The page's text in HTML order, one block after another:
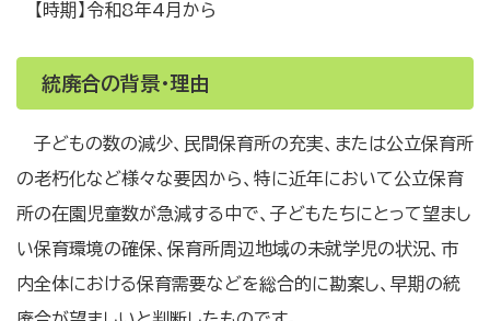
【時期】令和8年4月から
統廃合の背景・理由
子どもの数の減少、民間保育所の充実、または公立保育所
の老朽化など様々な要因から、特に近年において公立保育
所の在園児童数が急減する中で、子どもたちにとって望まし
い保育環境の確保、保育所周辺地域の未就学児の状況、市
内全体における保育需要などを総合的に勘案し、早期の統